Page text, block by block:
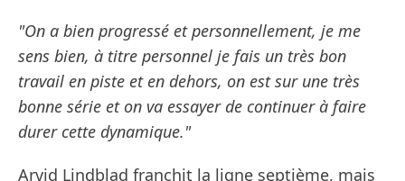
"On a bien progressé et personnellement, je me
sens bien, à titre personnel je fais un très bon
travail en piste et en dehors, on est sur une très
bonne série et on va essayer de continuer à faire
durer cette dynamique."
Arvid Lindblad franchit la ligne septième, mais